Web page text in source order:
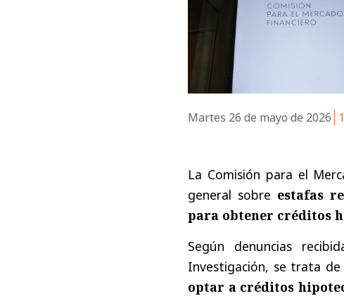
Martes 26 de mayo de 2026
La Comisión para el
general sobre estafas
para obtener créditos
Según denuncias
Investigación, se trata
optar a créditos